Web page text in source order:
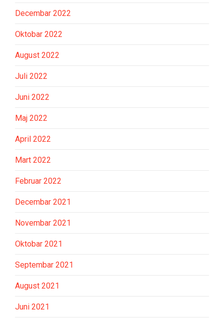
Decembar 2022
Oktobar 2022
August 2022
Juli 2022
Juni 2022
Maj 2022
April 2022
Mart 2022
Februar 2022
Decembar 2021
Novembar 2021
Oktobar 2021
Septembar 2021
August 2021
Juni 2021